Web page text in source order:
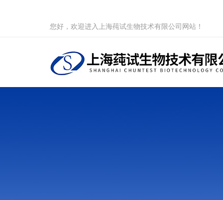
您好，欢迎进入上海莼试生物技术有限公司网站！